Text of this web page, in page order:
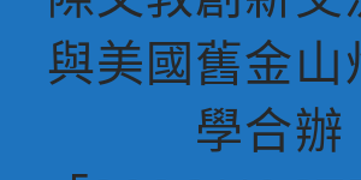
與美國舊金山
學合辦